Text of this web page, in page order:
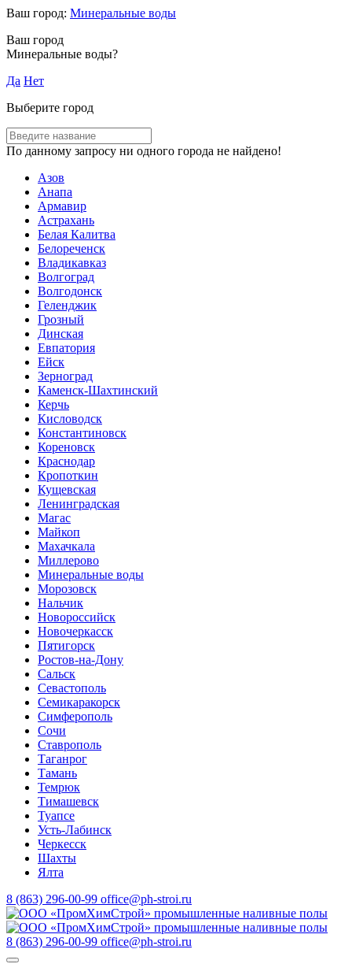
Ваш город: Минеральные воды
Ваш город
Минеральные воды?
Да Нет
Выберите город
По данному запросу ни одного города не найдено!
Азов
Анапа
Армавир
Астрахань
Белая Калитва
Белореченск
Владикавказ
Волгоград
Волгодонск
Геленджик
Грозный
Динская
Евпатория
Ейск
Зерноград
Каменск-Шахтинский
Керчь
Кисловодск
Константиновск
Кореновск
Краснодар
Кропоткин
Кущевская
Ленинградская
Магас
Майкоп
Махачкала
Миллерово
Минеральные воды
Морозовск
Нальчик
Новороссийск
Новочеркасск
Пятигорск
Ростов-на-Дону
Сальск
Севастополь
Семикаракорск
Симферополь
Сочи
Ставрополь
Таганрог
Тамань
Темрюк
Тимашевск
Туапсе
Усть-Лабинск
Черкесск
Шахты
Ялта
8 (863) 296-00-99 office@ph-stroi.ru
8 (863) 296-00-99 office@ph-stroi.ru